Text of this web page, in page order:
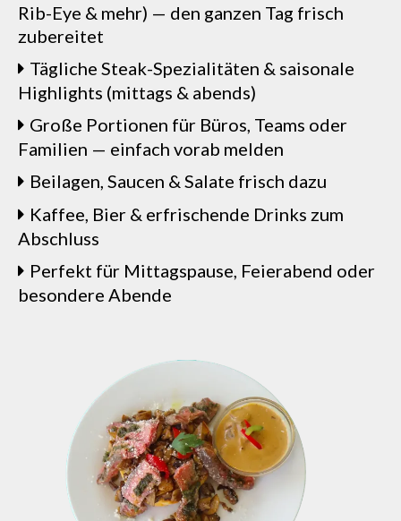
Rib-Eye & mehr) — den ganzen Tag frisch
zubereitet
Tägliche Steak-Spezialitäten & saisonale
Highlights (mittags & abends)
Große Portionen für Büros, Teams oder
Familien — einfach vorab melden
Beilagen, Saucen & Salate frisch dazu
Kaffee, Bier & erfrischende Drinks zum
Abschluss
Perfekt für Mittagspause, Feierabend oder
besondere Abende